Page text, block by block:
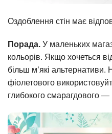
Оздоблення стін має
Порада. У маленьких
кольорів. Якщо хочеться
більш м’які альтернативи.
фіолетового
глибокого смарагдового